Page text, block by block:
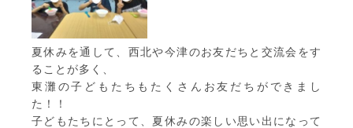
夏休みを通して、西北や今津のお友だちと交流会をす
ることが多く、
東灘の子どもたちもたくさんお友だちができまし
た！！
子どもたちにとって、夏休みの楽しい思い出になって